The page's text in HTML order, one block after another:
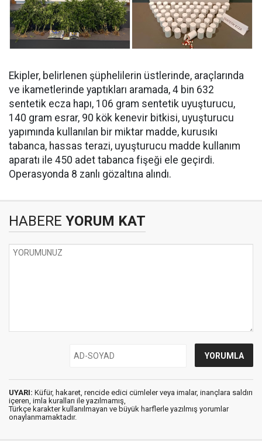
Ekipler, belirlenen şüphelilerin üstlerinde, araçlarında
ve ikametlerinde yaptıkları aramada, ⁠4 bin 632
sentetik ecza hapı, 106 gram sentetik uyuşturucu,
140 gram esrar, 90 kök kenevir bitkisi, uyuşturucu
yapımında kullanılan bir miktar madde, kurusıkı
tabanca, hassas terazi, uyuşturucu madde kullanım
aparatı ile 450 adet tabanca fişeği ele geçirdi.
Operasyonda 8 zanlı gözaltına alındı.
HABERE YORUM KAT
UYARI: Küfür, hakaret, rencide edici cümleler veya imalar, inançlara saldırı
içeren, imla kuralları ile yazılmamış,
Türkçe karakter kullanılmayan ve büyük harflerle yazılmış yorumlar
onaylanmamaktadır.